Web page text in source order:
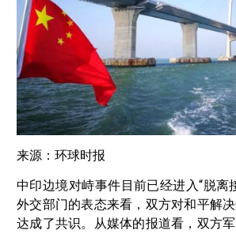
来源：环球时报
中印边境对峙事件目前已经进入“脱离
外交部门的表态来看，双方对和平解
达成了共识。从媒体的报道看，双方